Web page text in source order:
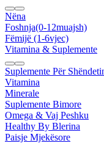
Nëna
Foshnja(0-12muajsh)
Fëmijë (1-6vjec)
Vitamina & Suplemente
Suplemente Për
Vitamina
Minerale
Suplemente Bimore
Omega & Vaj Peshku
Healthy By Blerina
Paisje Mjekësore